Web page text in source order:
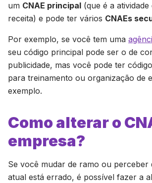
um CNAE principal (que é a
receita) e pode ter vários CNAEs
Por exemplo, se você tem uma
seu código principal pode ser o de
publicidade, mas você pode ter
para treinamento ou organização de
exemplo.
Como alterar o
empresa?
Se você mudar de ramo ou perceber
atual está errado, é possível fazer a